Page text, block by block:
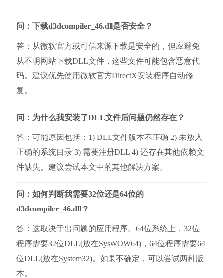
问：下载d3dcompiler_46.dll是否安全？
答：从微软官方或可信来源下载是安全的，但应避免
从不明网站下载DLL文件，这些文件可能包含恶意代
码。建议优先使用微软官方DirectX安装程序自动修
复。
问：为什么我安装了DLL文件后问题仍然存在？
答：可能原因包括：1) DLL文件版本不正确 2) 未放入
正确的系统目录 3) 需要注册DLL 4) 还存在其他依赖文
件缺失。建议尝试本文中的其他解决方案。
问：如何判断我需要32位还是64位的
d3dcompiler_46.dll？
答：这取决于出问题的应用程序。64位系统上，32位
程序需要32位DLL(放在SysWOW64)，64位程序需要64
位DLL(放在System32)。如果不确定，可以尝试两种版
本。